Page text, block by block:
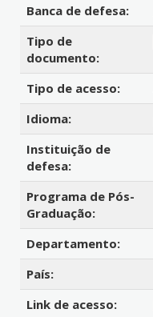
Banca de defesa:
Tipo de
documento:
Tipo de acesso:
Idioma:
Instituição de
defesa:
Programa de Pós-
Graduação:
Departamento:
País:
Link de acesso: